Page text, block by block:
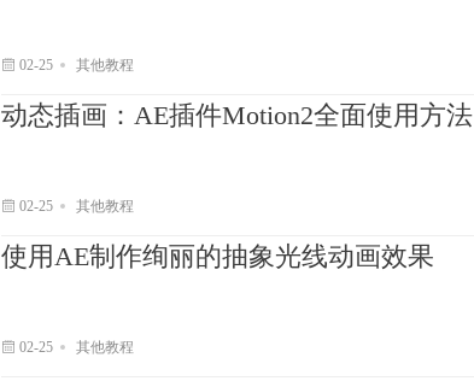
02-25 其他教程
动态插画：AE插件Motion2全面使用方法
02-25 其他教程
使用AE制作绚丽的抽象光线动画效果
02-25 其他教程